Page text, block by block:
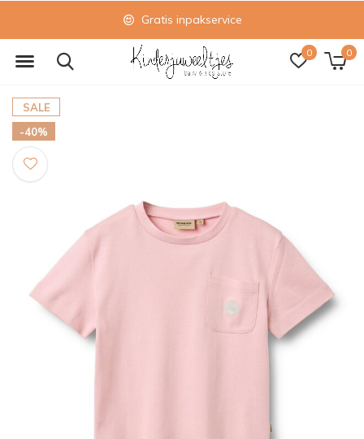
0 0
Gratis inpakservice
SALE
-40%